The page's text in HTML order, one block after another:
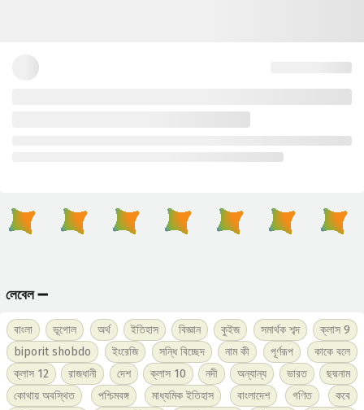
লেবেল ➖
বাংলা ভূগোল অর্থ ইতিহাস বিজ্ঞান কুইজ সমার্থক শব্দ
ক্লাস 9
biporit shobdo
ইংরেজি সন্ধি বিচ্ছেদ নাম কী পূর্ণরূপ
কাকে বলে
ক্লাস 12
রাজধানী দেশ ক্লাস 10 নদী অন্যান্য ভারত
ছদ্মনাম
কোথায় অবস্থিত
পশ্চিমবঙ্গ মাধ্যমিক ইতিহাস বাংলাদেশ গণিত
কবে